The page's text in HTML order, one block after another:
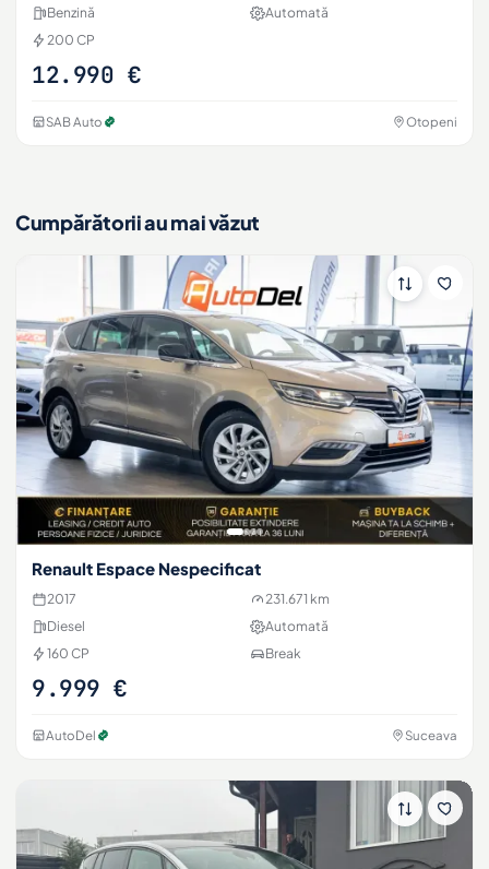
Benzină
Automată
200 CP
12.990 €
SAB Auto Otopeni
Cumpărătorii au mai văzut
Renault Espace Nespecificat
2017
231.671 km
Diesel
Automată
160 CP
Break
9.999 €
AutoDel Suceava